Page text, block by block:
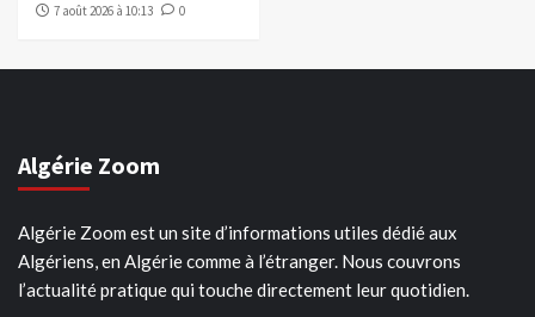
7 août 2026 à 10:13
0
Algérie Zoom
Algérie Zoom est un site d’informations utiles dédié aux
Algériens, en Algérie comme à l’étranger. Nous couvrons
l’actualité pratique qui touche directement leur quotidien.